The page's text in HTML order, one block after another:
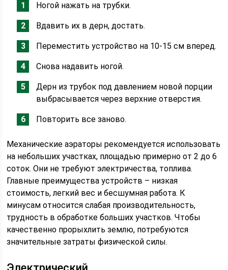
Ногой нажать на трубки.
Вдавить их в дерн, достать.
Переместить устройство на 10-15 см вперед.
Снова надавить ногой.
Дерн из трубок под давлением новой порции
выбрасывается через верхние отверстия.
Повторить все заново.
Механические аэраторы рекомендуется использовать
на небольших участках, площадью примерно от 2 до 6
соток. Они не требуют электричества, топлива.
Главные преимущества устройств – низкая
стоимость, легкий вес и бесшумная работа. К
минусам относится слабая производительность,
трудность в обработке больших участков. Чтобы
качественно прорыхлить землю, потребуются
значительные затраты физической силы.